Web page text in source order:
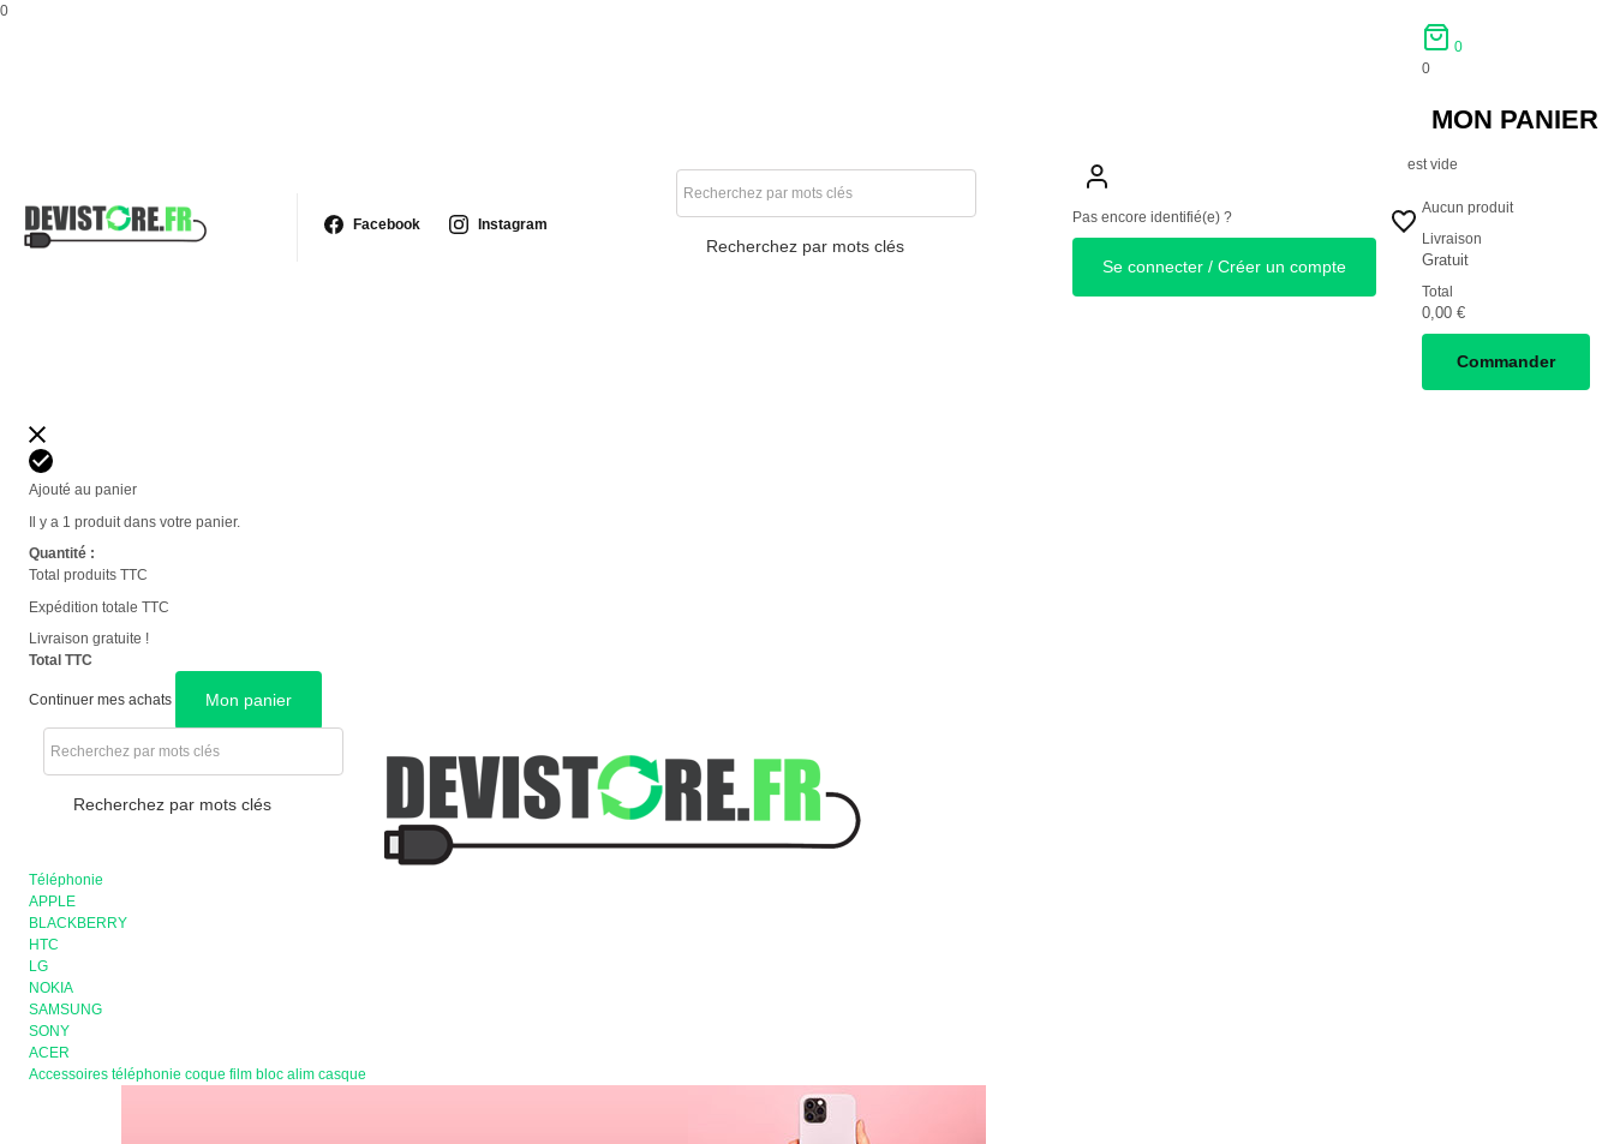
0
Facebook Instagram
Recherchez par mots clés
Pas encore identifié(e) ?
Se connecter / Créer un compte
0
0
MON PANIER
est vide
Aucun produit
Livraison
Gratuit
Total
0,00 €
Commander
Ajouté au panier
Il y a 1 produit dans votre panier.
Quantité :
Total produits TTC
Expédition totale TTC
Livraison gratuite !
Total TTC
Continuer mes achats Mon panier
Recherchez par mots clés
Téléphonie
APPLE
BLACKBERRY
HTC
LG
NOKIA
SAMSUNG
SONY
ACER
Accessoires téléphonie coque film bloc alim casque